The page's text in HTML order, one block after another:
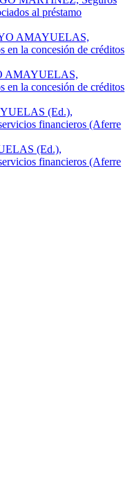
al préstamo
AMAYUELAS,
en la concesión de créditos
(Ed.),
financieros (Aferre